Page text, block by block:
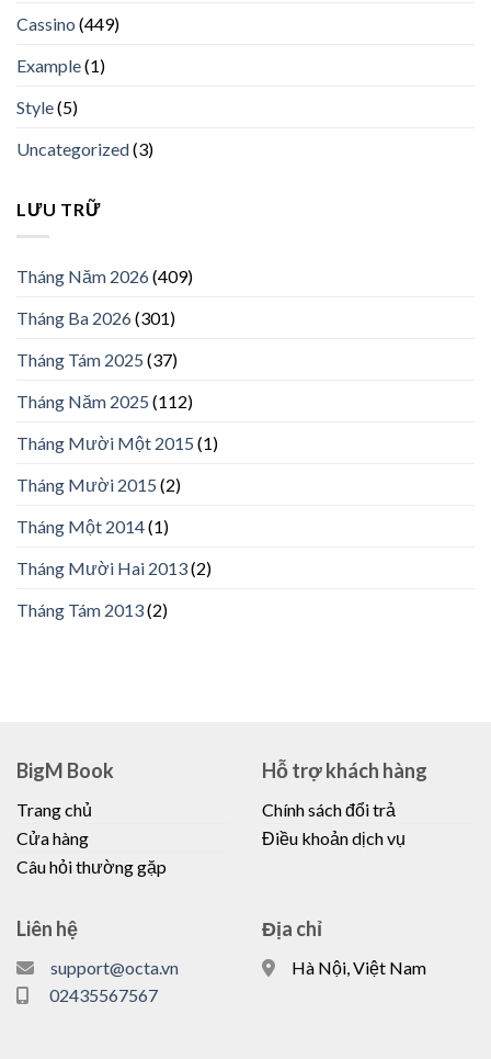
Cassino (449)
Example(1)
Style(5)
Uncategorized(3)
LƯU TRỮ
Tháng Năm 2026(409)
Tháng Ba 2026(301)
Tháng Tám 2025 (37)
Tháng Năm 2025 (112)
Tháng Mười Một 2015 (1)
Tháng Mười 2015 (2)
Tháng Một 2014(1)
Tháng Mười Hai 2013(2)
Tháng Tám 2013(2)
BigM Book
Trang chủ
Cửa hàng
Câu hỏi thường gặp
Hỗ trợ khách hàng
Chính sách đổi trả
Điều khoản dịch vụ
Liên hệ
support@octa.vn
02435567567
Địa chỉ
Hà Nội, Việt Nam